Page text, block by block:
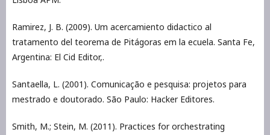
Ramirez, J. B. (2009). Um acercamiento didactico al
tratamento del teorema de Pitágoras em la ecuela. Santa Fe,
Argentina: El Cid Editor,.
Santaella, L. (2001). Comunicação e pesquisa: projetos para
mestrado e doutorado. São Paulo: Hacker Editores.
Smith, M.; Stein, M. (2011). Practices for orchestrating